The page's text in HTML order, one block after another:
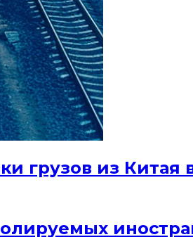
грузов из Китая